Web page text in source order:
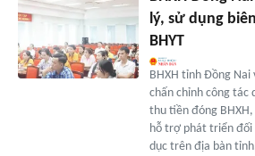
lý, sử dụng
BHYT
BHXH tỉnh Đồng Nai
chấn chỉnh công tác
thu tiền đóng
hỗ trợ phát triển đối
dục trên địa bàn